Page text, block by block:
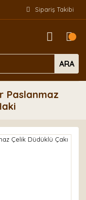
Sipariş Takibi
ARA
Paslanmaz